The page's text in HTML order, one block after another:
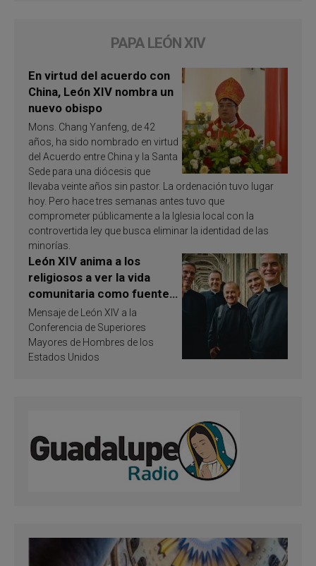
PAPA LEÓN XIV
En virtud del acuerdo con
China, León XIV nombra un
nuevo obispo
Mons. Chang Yanfeng, de 42
años, ha sido nombrado en virtud
del Acuerdo entre China y la Santa
Sede para una diócesis que
llevaba veinte años sin pastor. La ordenación tuvo lugar
hoy. Pero hace tres semanas antes tuvo que
comprometer públicamente a la Iglesia local con la
controvertida ley que busca eliminar la identidad de las
minorías.
León XIV anima a los
religiosos a ver la vida
comunitaria como fuente
de inspiración y
santificación
Mensaje de León XIV a la
Conferencia de Superiores
Mayores de Hombres de los
Estados Unidos